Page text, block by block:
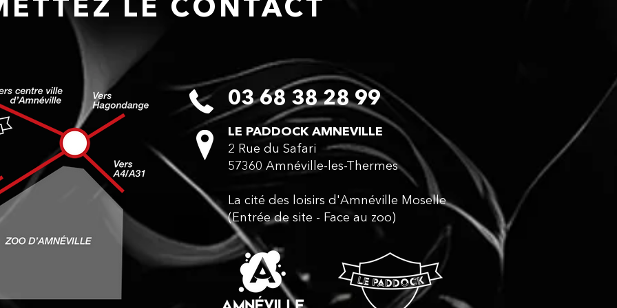
LE CONTACT
03 68 38 28 99
LE PADDOCK AMNEVILLE​
2 Rue du Safari
57360 Amnéville-les-Thermes
La cité des loisirs d'Amnéville Moselle
(Entrée de site - Face au zoo)